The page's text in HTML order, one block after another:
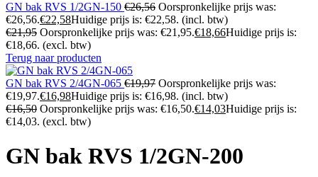
GN bak RVS 1/2GN-150 €26,56 Oorspronkelijke prijs was:
€26,56.€22,58Huidige prijs is: €22,58. (incl. btw)
€21,95 Oorspronkelijke prijs was: €21,95.€18,66Huidige prijs is:
€18,66. (excl. btw)
Terug naar producten
GN bak RVS 2/4GN-065 €19,97 Oorspronkelijke prijs was:
€19,97.€16,98Huidige prijs is: €16,98. (incl. btw)
€16,50 Oorspronkelijke prijs was: €16,50.€14,03Huidige prijs is:
€14,03. (excl. btw)
GN bak RVS 1/2GN-200